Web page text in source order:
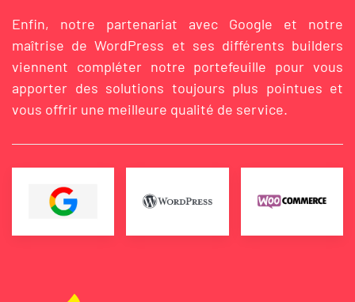
Enfin, notre partenariat avec Google et notre
maîtrise de WordPress et ses différents builders
viennent compléter notre portefeuille pour vous
apporter des solutions toujours plus pointues et
vous offrir une meilleure qualité de service.